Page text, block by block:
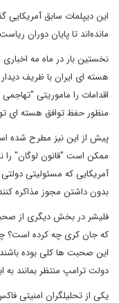
این دیپلمات سابق آمریکایی
مانده‌اند تا پایان دوران
نخستین بار در ماه مه
هسته ای ایران با ظریف
اقدامات را ماموریتی
منظور حفظ توافق هسته ای
پیش از این نیز مطرح شده
ممکن است "قانون لوگان" را
آمریکایی که مسئولیتی دولتی
بدون داشتن مجوز مذاکره
فلیشر در بخش دیگری از
که جان کری چه کرده است؟
این صحبت ها کلی بوده باشند.
دولت ترامپ منتظر بمانند به
یکی از تحلیلگران امنیتی